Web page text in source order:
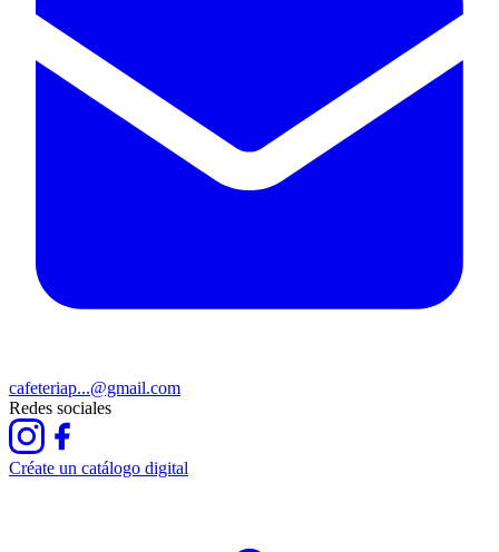
cafeteriap...@gmail.com
Redes sociales
Créate un catálogo digital